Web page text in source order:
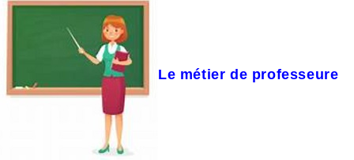
Le métier de professeure